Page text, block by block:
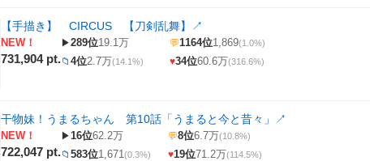
【手描き】 CIRCUS 【刀剣乱舞】 ↗
NEW！
731,904 pt.
▶289位19.1万 💬1164位1,869(1.0%)
📁 4位2.7万(14.1%) ♥34位60.6万(316.6%)
干物妹！うまるちゃん 第10話「うまると今と昔々」 ↗
NEW！
722,047 pt.
▶16位62.2万 💬8位6.7万(10.8%)
📁 583位1,671(0.3%) ♥19位71.2万(114.5%)